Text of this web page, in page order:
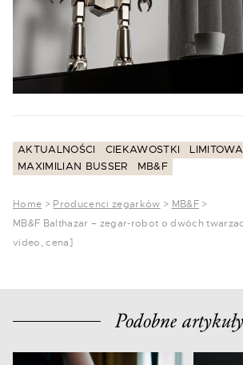
AKTUALNOŚCI CIEKAWOSTKI
MAXIMILIAN BUSSER
MB&F
Home > Producenci zegarków > MB&F>
MB&F Balthazar – zegar-robot o dwóch
video, cena]
Podobne artykuły